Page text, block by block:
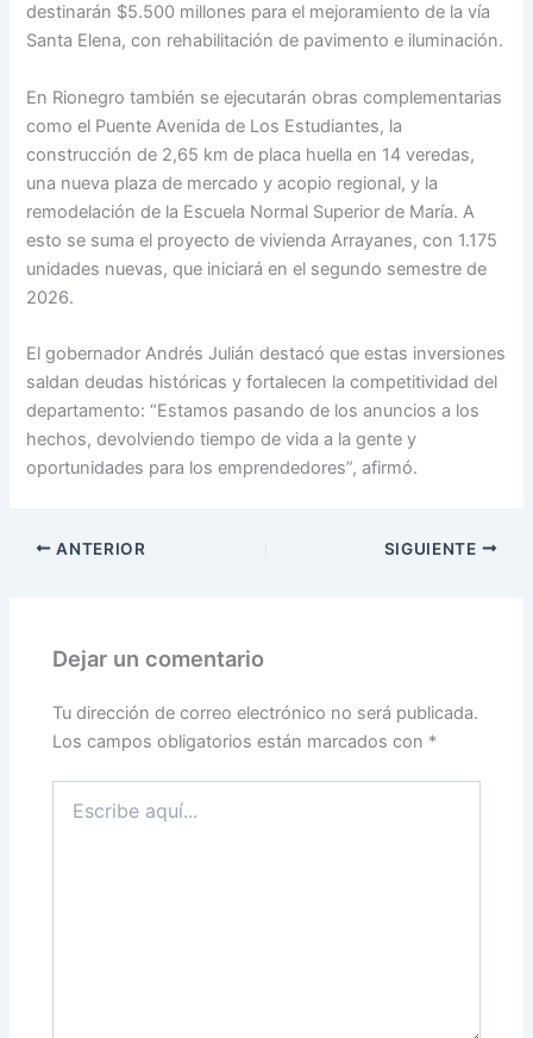
destinarán $5.500 millones para el mejoramiento de la vía
Santa Elena, con rehabilitación de pavimento e iluminación.
En Rionegro también se ejecutarán obras complementarias
como el Puente Avenida de Los Estudiantes, la
construcción de 2,65 km de placa huella en 14 veredas,
una nueva plaza de mercado y acopio regional, y la
remodelación de la Escuela Normal Superior de María. A
esto se suma el proyecto de vivienda Arrayanes, con 1.175
unidades nuevas, que iniciará en el segundo semestre de
2026.
El gobernador Andrés Julián destacó que estas inversiones
saldan deudas históricas y fortalecen la competitividad del
departamento: “Estamos pasando de los anuncios a los
hechos, devolviendo tiempo de vida a la gente y
oportunidades para los emprendedores”, afirmó.
ANTERIOR SIGUIENTE
Dejar un comentario
Tu dirección de correo electrónico no será publicada.
Los campos obligatorios están marcados con *
aquí...